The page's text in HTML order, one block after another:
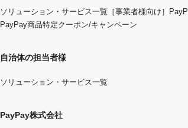
ソリューション・サービス一覧 ［事業者様向け］
PayPay商品特定クーポン/キャンペーン
自治体の担当者様
ソリューション・サービス一覧
PayPay株式会社